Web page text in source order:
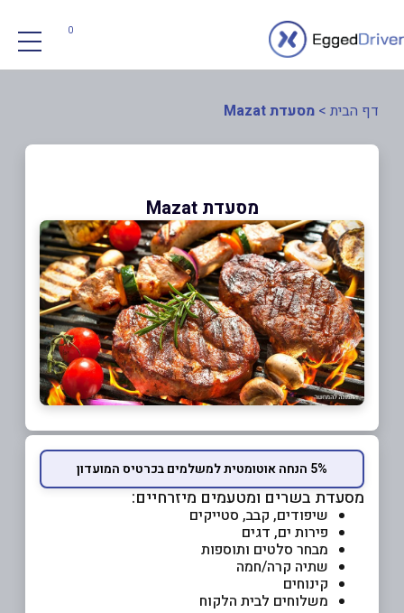
0
דף הבית > מסעדת Mazat
מסעדת Mazat
5% הנחה אוטומטית למשלמים בכרטיס המועדון
מסעדת בשרים ומטעמים מיזרחיים:
שיפודים, קבב, סטייקים
פירות ים, דגים
מבחר סלטים ותוספות
שתיה קרה/חמה
קינוחים
משלוחים לבית הלקוח